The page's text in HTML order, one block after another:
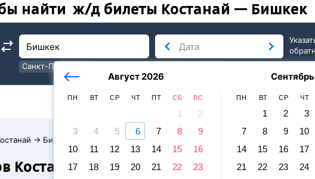
найти ж/д билеты Костанай — Бишкек
Санкт-Петербург
Август 2026
ПН ВТ СР ЧТ ПТ СБ ВС
1
2
3
4 5 6 7 8
9
10
11 12 13 14 15
16
17
18 19 20 21 22
23
ПН ВТ СР ЧТ
1 2 3
7
8 9 10
14
15 16 17
21
22 23 24
послезавтра
→ Бишкек
Костанай — Бишкек